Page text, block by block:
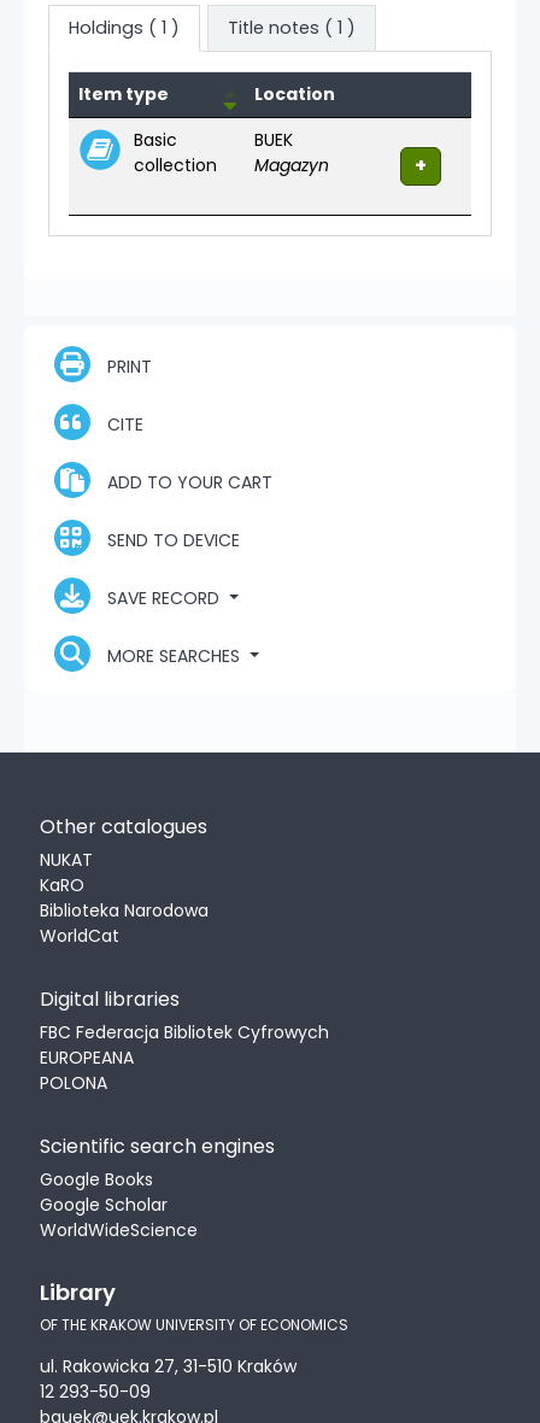
Holdings ( 1 ) Title notes ( 1 )
Holdings
Item type
Location
Basic
collection
BUEK
Magazyn
PRINT
CITE
ADD TO YOUR CART
SEND TO DEVICE
SAVE RECORD
MORE SEARCHES
Other catalogues
NUKAT
KaRO
Biblioteka Narodowa
WorldCat
Digital libraries
FBC Federacja Bibliotek Cyfrowych
EUROPEANA
POLONA
Scientific search engines
Google Books
Google Scholar
WorldWideScience
Library
OF THE KRAKOW UNIVERSITY OF ECONOMICS
ul. Rakowicka 27, 31-510 Kraków
12 293-50-09
bguek@uek.krakow.pl